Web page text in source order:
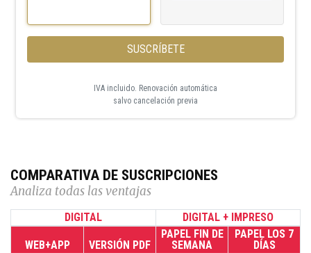
SUSCRÍBETE
IVA incluido. Renovación automática
salvo cancelación previa
COMPARATIVA DE SUSCRIPCIONES
Analiza todas las ventajas
DIGITAL DIGITAL + IMPRESO
WEB+APP VERSIÓN PDF
PAPEL FIN DE
SEMANA
PAPEL LOS 7
DÍAS